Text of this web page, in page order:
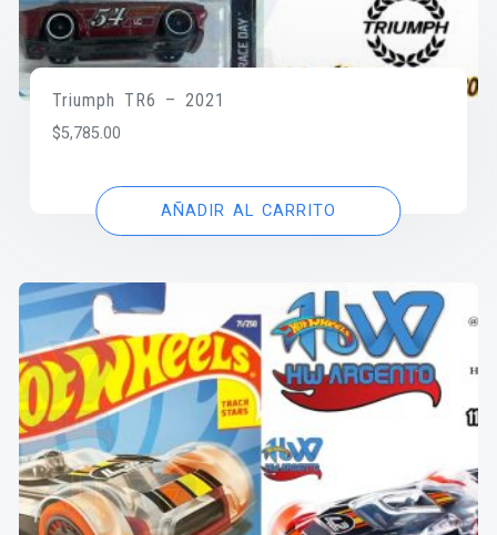
Triumph TR6 – 2021
$5,785.00
AÑADIR AL CARRITO